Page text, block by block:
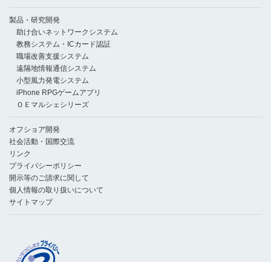
製品・研究開発
助け合いネットワークシステム
教務システム・ICカード認証
職場改善支援システム
遠隔地情報通信システム
小型風力発電システム
iPhone RPGゲームアプリ
ＯＥマルシェシリーズ
オフショア開発
社会活動・国際交流
リンク
プライバシーポリシー
開示等のご請求に関して
個人情報の取り扱いについて
サイトマップ